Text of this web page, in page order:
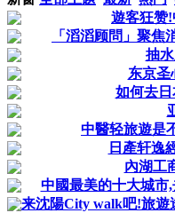
遊客狂赞
「滔滔顾問」聚焦
抽
东京圣
如何去
中醫轻旅遊是
日產轩逸
內湖工
中國最美的十大城市
来沈陽City walk吧!旅遊